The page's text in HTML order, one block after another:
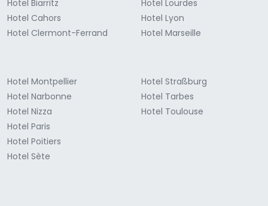
Hotel Biarritz
Hotel Cahors
Hotel Clermont-Ferrand
Hotel Lourdes
Hotel Lyon
Hotel Marseille
Hotel Montpellier
Hotel Narbonne
Hotel Nizza
Hotel Paris
Hotel Poitiers
Hotel Sète
Hotel Straßburg
Hotel Tarbes
Hotel Toulouse